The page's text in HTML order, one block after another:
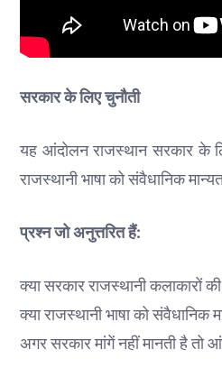
सरकार के लिए चुनौती
यह आंदोलन राजस्थान सरकार के
राजस्थानी भाषा को संवैधानिक
प्रश्न जो अनुत्तरित हैं:
क्या सरकार राजस्थानी कलाकारों
क्या राजस्थानी भाषा को संवैधानिक
अगर सरकार मांगें नहीं मानती है तो